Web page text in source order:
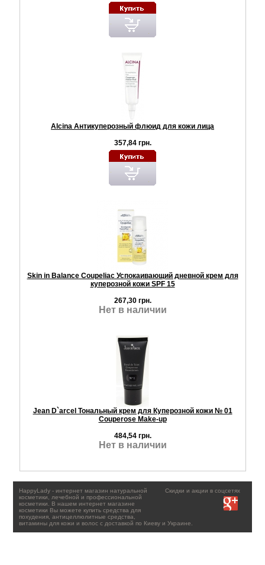
Alcina Антикуперозный флюид для кожи лица
357,84 грн.
Skin in Balance Coupeliac Успокаивающий дневной крем для
куперозной кожи SPF 15
267,30 грн.
Нет в наличии
Jean D`arcel Тональный крем для Куперозной кожи № 01
Couperose Make-up
484,54 грн.
Нет в наличии
Скидки и акции в соцсетях
HappyLady - интернет магазин натуральной
косметики, лечебной и профессиональной
косметики. В нашем интернет магазине
косметики Вы можете купить средства для
похудения, антицеллюлитные средства,
витамины для кожи и волос с доставкой по Киеву и Украине.